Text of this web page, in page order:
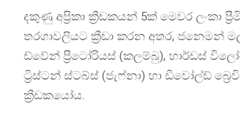
දකුණු අප්‍රිකා ක්‍රීඩකයන් 5ක් මෙවර ලංකා
තරගාවලියට ක්‍රීඩා කරන අතර, ජනෙමන්
ඩ්වේන් ප්‍රිටෝරියස් (කලම්බු), හාර්ඩස්
ට්‍රිස්ටන් ස්ටබ්ස් (ජැෆ්නා) හා ඩිවෝල්ඩ්
ක්‍රීඩකයෝය.